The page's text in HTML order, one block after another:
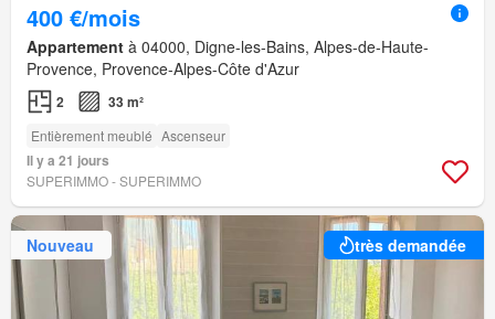
400 €/mois
Appartement à 04000, Digne-les-Bains, Alpes-de-Haute-
Provence, Provence-Alpes-Côte d'Azur
2 33 m²
Entièrement meublé Ascenseur
Il y a 21 jours
SUPERIMMO - SUPERIMMO
Nouveau très demandée